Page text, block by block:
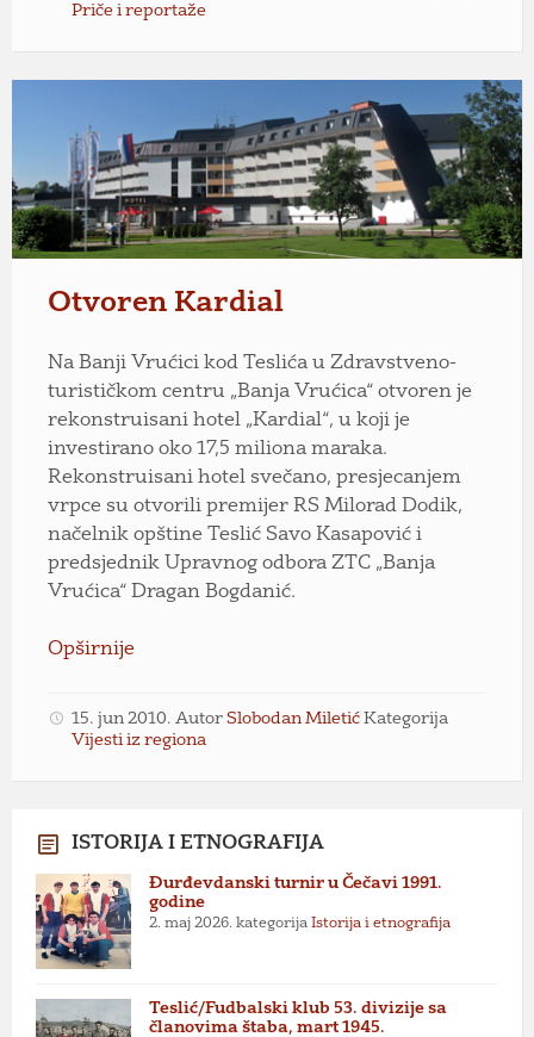
Priče i reportaže
Otvoren Kardial
Na Banji Vrućici kod Teslića u Zdravstveno-
turističkom centru „Banja Vrućica“ otvoren je
rekonstruisani hotel „Kardial“, u koji je
investirano oko 17,5 miliona maraka.
Rekonstruisani hotel svečano, presjecanjem
vrpce su otvorili premijer RS Milorad Dodik,
načelnik opštine Teslić Savo Kasapović i
predsjednik Upravnog odbora ZTC „Banja
Vrućica“ Dragan Bogdanić.
Opširnije
15. jun 2010. Autor Slobodan Miletić Kategorija
Vijesti iz regiona
ISTORIJA I ETNOGRAFIJA
Đurđevdanski turnir u Čečavi 1991.
godine
2. maj 2026. kategorija Istorija i etnografija
Teslić/Fudbalski klub 53. divizije sa
članovima štaba, mart 1945.